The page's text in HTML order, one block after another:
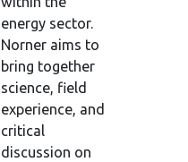
energy sector.
Norner aims to
bring together
science, field
experience, and
critical
discussion on